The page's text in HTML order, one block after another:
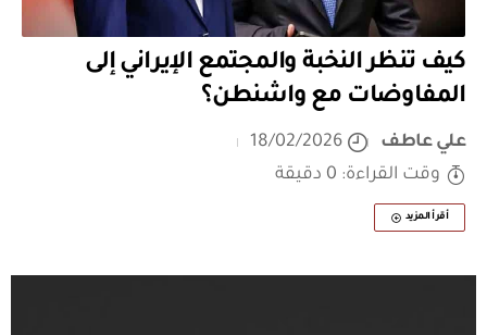
كيف تنظر النخبة والمجتمع الإيراني إلى
المفاوضات مع واشنطن؟
علي عاطف
18/02/2026
وقت القراءة: 0 دقيقة
أقرأ المزيد